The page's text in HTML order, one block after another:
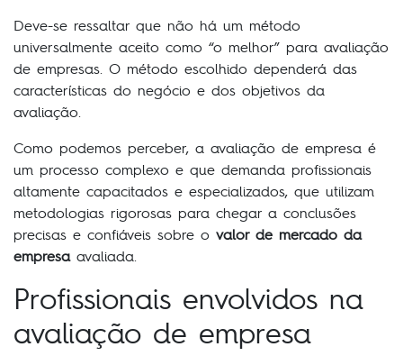
Deve-se ressaltar que não há um método
universalmente aceito como “o melhor” para avaliação
de empresas. O método escolhido dependerá das
características do negócio e dos objetivos da
avaliação.
Como podemos perceber, a avaliação de empresa é
um processo complexo e que demanda profissionais
altamente capacitados e especializados, que utilizam
metodologias rigorosas para chegar a conclusões
precisas e confiáveis sobre o valor de mercado da
empresaavaliada.
Profissionais envolvidos na
avaliação de empresa